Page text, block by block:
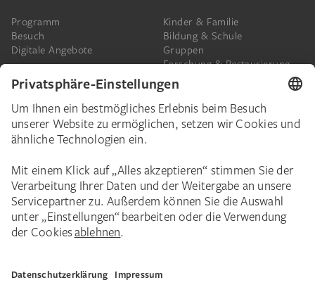
Programm
Besuch
Digitale Angebote
Kinder & Familie
Bildung & Schule
Gruppen
Forschung & Restaurierung
Presse
Das Städel
Spenden
Schenkungen & Nachlass
Corporate Events
Städelverein
Karriere
Städel Stories
Newsletter